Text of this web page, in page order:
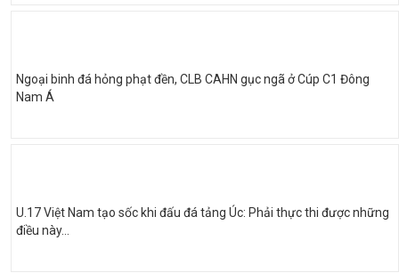
Ngoại binh đá hỏng phạt đền, CLB CAHN gục ngã ở Cúp C1 Đông
Nam Á
U.17 Việt Nam tạo sốc khi đấu đá tảng Úc: Phải thực thi được những
điều này…